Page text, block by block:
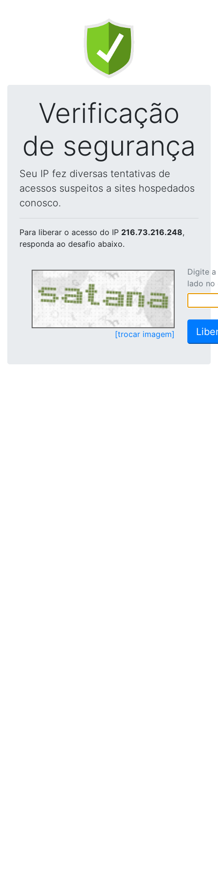
Verificação
de segurança
Seu IP fez diversas tentativas de
acessos suspeitos a sites hospedados
conosco.
Para liberar o acesso do IP 216.73.216.248,
responda ao desafio abaixo.
[trocar imagem]
Digite
lado no